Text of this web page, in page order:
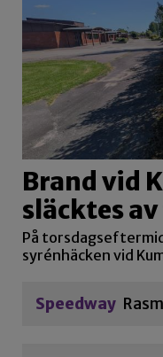
Brand vid
släcktes
På
syrénhäcken vid
Speedway